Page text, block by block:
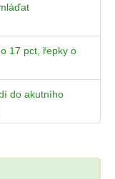
17 pct, řepky o
do akutního